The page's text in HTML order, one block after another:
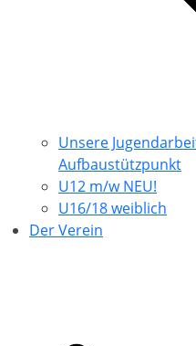
Unsere
Aufbaustützpunkt
U12 m/w NEU!
U16/18 weiblich
Der Verein